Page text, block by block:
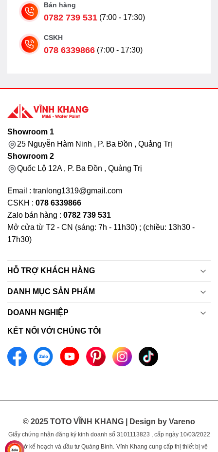
Bán hàng
0782 739 531 (7:00 - 17:30)
CSKH
078 6339866 (7:00 - 17:30)
Showroom 1
25 Nguyễn Hàm Ninh , P. Ba Đồn , Quảng Trị
Showroom 2
Quốc Lộ 12A , P. Ba Đồn , Quảng Trị
Email : tranlong1319@gmail.com
CSKH : 078 6339866
Zalo bán hàng : 0782 739 531
Mở cửa từ T2 - CN (sáng: 7h - 11h30) ; (chiều: 13h30 -
17h30)
HỖ TRỢ KHÁCH HÀNG
DANH MỤC SẢN PHẨM
DOANH NGHIỆP
KẾT NỐI VỚI CHÚNG TÔI
© 2025 TOTO VĨNH KHANG | Design by Vareno
Giấy chứng nhận đăng ký kinh doanh số 3101113823 , cấp ngày 10/03/2022
bởi sở kế hoạch và đầu tư Quảng Bình. Vĩnh Khang cung cấp thị thiết bị vệ